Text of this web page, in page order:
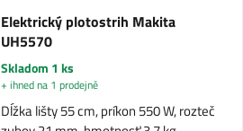
Elektrický plotostrih Makita
UH5570
Skladom 1 ks
+ ihned na 1 prodejně
Dĺžka lišty 55 cm, príkon 550 W, rozteč